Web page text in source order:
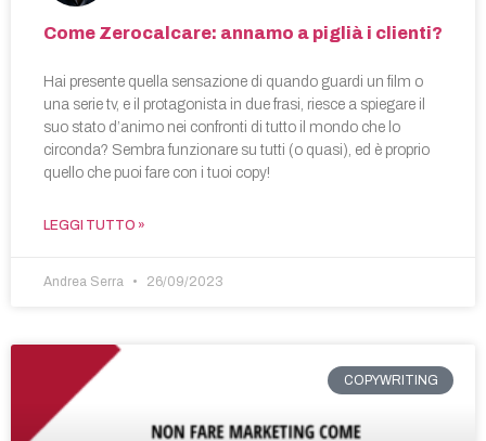
Come Zerocalcare: annamo a piglià i clienti?
Hai presente quella sensazione di quando guardi un film o
una serie tv, e il protagonista in due frasi, riesce a spiegare il
suo stato d’animo nei confronti di tutto il mondo che lo
circonda? Sembra funzionare su tutti (o quasi), ed è proprio
quello che puoi fare con i tuoi copy!
LEGGI TUTTO »
Andrea Serra 26/09/2023
COPYWRITING